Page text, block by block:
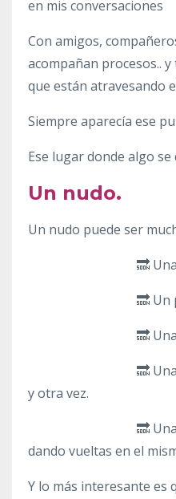
en mis conversaciones
Con amigos,
acompañan procesos..
que están atravesando
Siempre aparecía ese
Ese lugar donde algo se
Un nudo.
Un nudo puede ser
🔜 Una
🔜 Un
🔜 Una
🔜 Una
y otra vez.
🔜 Una
dando vueltas en el
Y lo más interesante es